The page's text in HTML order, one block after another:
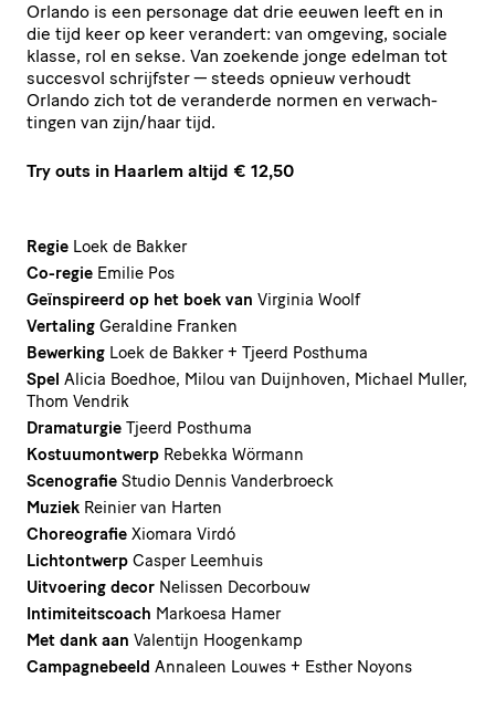
Orlando is een personage dat drie eeuwen leeft en in
die tijd keer op keer verandert: van omgeving, sociale
klasse, rol en sekse. Van zoekende jonge edelman tot
succesvol schrijfster — steeds opnieuw verhoudt
Orlando zich tot de veranderde normen en verwach­
tingen van zijn/​haar tijd.
Try outs in Haarlem altijd € 12,50
Regie Loek de Bakker
Co-regie Emilie Pos
Geïnspireerd op het boek van Virginia Woolf
Vertaling Geraldine Franken
Bewerking Loek de Bakker + Tjeerd Posthuma
Spel Alicia Boedhoe, Milou van Duijnhoven, Michael Muller,
Thom Vendrik
Dramaturgie Tjeerd Posthuma
Kostuumontwerp Rebekka Wörmann
Scenografie Studio Dennis Vanderbroeck
Muziek Reinier van Harten
Choreografie Xiomara Virdó
Lichtontwerp Casper Leemhuis
Uitvoering decor Nelissen Decorbouw
Intimiteitscoach Markoesa Hamer
Met dank aan Valentijn Hoogenkamp
Campagnebeeld Annaleen Louwes + Esther Noyons